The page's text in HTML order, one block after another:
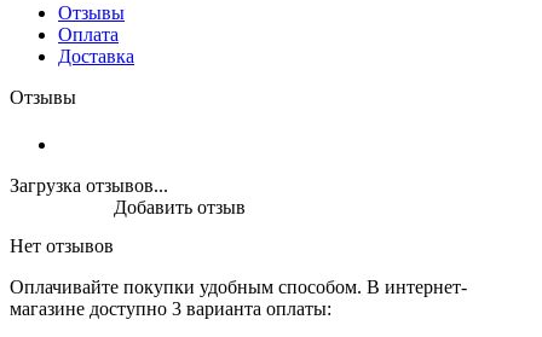
Отзывы
Оплата
Доставка
Отзывы
Загрузка отзывов...
Нет отзывов
Добавить отзыв
Оплачивайте покупки удобным способом. В интернет-
магазине доступно 3 варианта оплаты: